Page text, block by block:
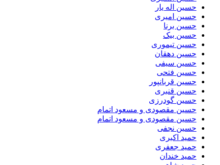
حسین اله یار
حسین امیری
حسین برنا
حسین بیک
حسین تیموری
حسین دهقان
حسین سیفی
حسین فتحی
حسین قربانپور
حسین قنبری
حسین گودرزی
حسین مقصودى و مسعود اتمام
حسین مقصودی و مسعود اتمام
حسین نجفی
حمید اکبری
حمید جعفری
حمید خندان